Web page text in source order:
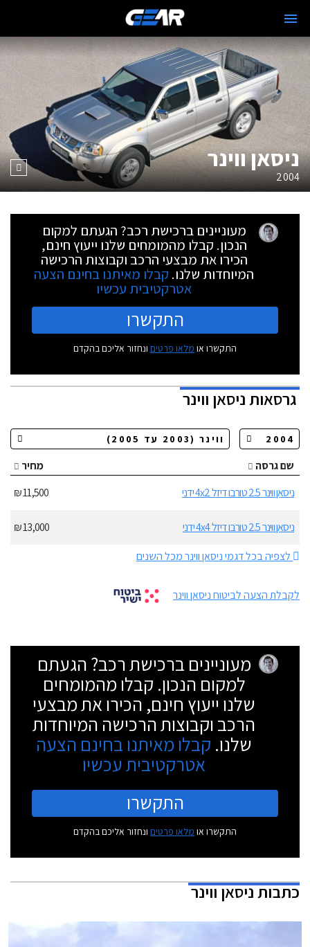
ניסאן ווינר
2004
מעוניינים ברכישת רכב? הגעתם למקום
הנכון. קבלו מהמומחים שלנו ייעוץ חינם,
הכירו את מבצעי הרכב וקבוצות הרכישה
המיוחדות שלנו. קבלו מאיתנו בחינם הצעה
אטרקטיבית עכשיו
התקשרו
התקשרו או מלאו פרטים ונחזור אליכם בהקדם
גרסאותניסאן ווינר
שם גרסה
מחיר
ניסאן ווינר 2.5 טורבו דיזל 4x2 ידני
11,500 ₪
ניסאן ווינר 2.5 טורבו דיזל 4x4 ידני
13,000 ₪
לצפיה בכל דגמי ניסאן ווינר מכל השנים
לקבלת הצעה לביטוח ניסאן ווינר
מעוניינים ברכישת רכב? הגעתם
למקום הנכון. קבלו מהמומחים
שלנו ייעוץ חינם, הכירו את מבצעי
הרכב וקבוצות הרכישה המיוחדות
שלנו. קבלו מאיתנו בחינם הצעה
אטרקטיבית עכשיו
התקשרו
התקשרו או מלאו פרטים ונחזור אליכם בהקדם
כתבותניסאן ווינר